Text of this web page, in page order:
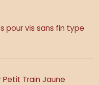
pour vis sans fin type
Train Jaune